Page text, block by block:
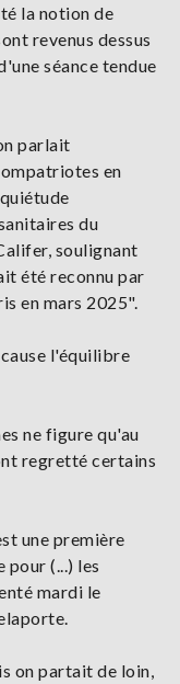
la notion de
revenus dessus
séance tendue
parlait
en
du
soulignant
été reconnu par
en mars 2025".
l'équilibre
ne figure qu'au
regretté certains
une première
(...) les
mardi le
on partait de loin,